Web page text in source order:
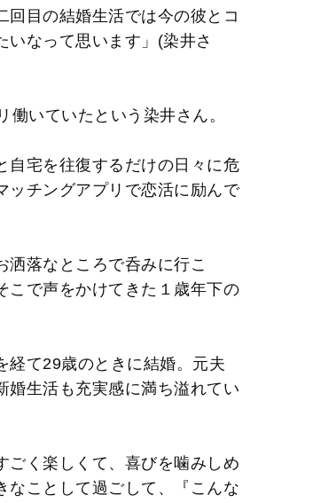
回目の結婚生活では今の彼とコ
いなって思います」(染井さ
いていたという染井さん。
自宅を往復するだけの日々に危
ッチングアプリで恋活に励んで
洒落なところで呑みに行こ
こで声をかけてきた１歳年下の
経て29歳のときに結婚。元夫
婚生活も充実感に満ち溢れてい
ごく楽しくて、喜びを噛みしめ
なことして過ごして、『こんな